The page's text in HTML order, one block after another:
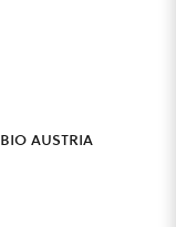
bio austria